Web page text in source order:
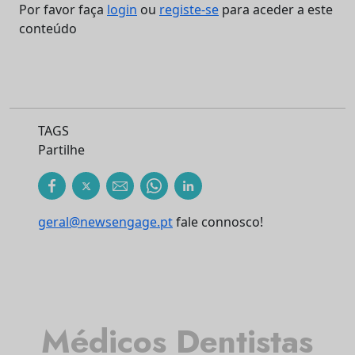
Por favor faça login ou registe-se para aceder a este
conteúdo
TAGS
Partilhe
geral@newsengage.ptfale connosco!
Médicos Dentistas